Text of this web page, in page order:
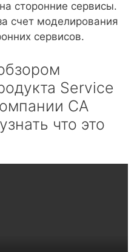
на сторонние сервисы.
счет моделирования
сервисов.
Service
CA
что это